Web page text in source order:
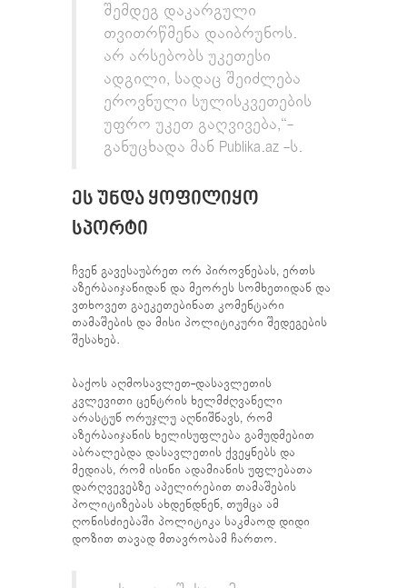
შემდეგ დაკარგული
თვითრწმენა დაიბრუნოს.
არ არსებობს უკეთესი
ადგილი, სადაც შეიძლება
ეროვნული სულისკვეთების
უფრო უკეთ გაღვივება,“-
განუცხადა მან Publika.az -ს.
ᲔᲡ ᲣᲜᲓᲐ ᲧᲝᲤᲘᲚᲘᲧᲝ
ᲡᲞᲝᲠᲢᲘ
ჩვენ გავესაუბრეთ ორ პიროვნებას, ერთს
აზერბაიჯანიდან და მეორეს სომხეთიდან და
ვთხოვეთ გაეკეთებინათ კომენტარი
თამაშების და მისი პოლიტიკური შედეგების
შესახებ.
ბაქოს აღმოსავლეთ-დასავლეთის
კვლევითი ცენტრის ხელმძღვანელი
არასტუნ ორუჯლუ აღნიშნავს, რომ
აზერბაიჯანის ხელისუფლება გამუდმებით
აბრალებდა დასავლეთის ქვეყნებს და
მედიას, რომ ისინი ადამიანის უფლებათა
დარღვევებზე აპელირებით თამაშების
პოლიტიზებას ახდენდნენ, თუმცა ამ
ღონისძიებაში პოლიტიკა საკმაოდ დიდი
დოზით თავად მთავრობამ ჩართო.